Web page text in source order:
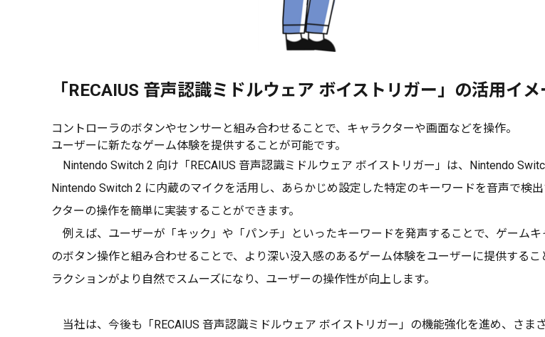
「RECAIUS 音声認識ミドルウェア ボイストリガー」の活用イメ
コントローラのボタンやセンサーと組み合わせることで、キャラクターや画面などを操作。
ユーザーに新たなゲーム体験を提供することが可能です。
Nintendo Switch 2 向け「RECAIUS 音声認識ミドルウェア ボイストリガー」は、Nintendo
Nintendo Switch 2 に内蔵のマイクを活用し、あらかじめ設定した特定のキーワードを音声で検
クターの操作を簡単に実装することができます。
例えば、ユーザーが「キック」や「パンチ」といったキーワードを発声することで、ゲーム
のボタン操作と組み合わせることで、より深い没入感のあるゲーム体験をユーザーに提供する
ラクションがより自然でスムーズになり、ユーザーの操作性が向上します。
当社は、今後も「RECAIUS 音声認識ミドルウェア ボイストリガー」の機能強化を進め、さま